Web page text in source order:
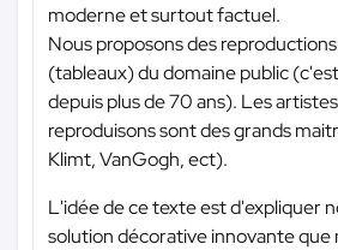
moderne et surtout factuel.
Nous proposons des
(tableaux) du domaine public
depuis plus de 70 ans). Les
reproduisons sont des grands
Klimt, VanGogh, ect).
L'idée de ce texte est d'expliquer
solution décorative innovante que